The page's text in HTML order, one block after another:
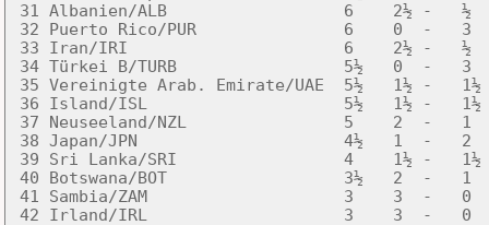
31 Albanien/ALB                  6    2½
32 Puerto Rico/PUR               6
33 Iran/IRI                      6    2½ -
34 Türkei B/TURB                 5½   0  -
35 Vereinigte Arab. Emirate/UAE  5½
36 Island/ISL                    5½   1½ -
37 Neuseeland/NZL                5
38 Japan/JPN                     4½   1
39 Sri Lanka/SRI                 4
40 Botswana/BOT                  3½
41 Sambia/ZAM                    3
42 Irland/IRL                    3    3  -   0   1